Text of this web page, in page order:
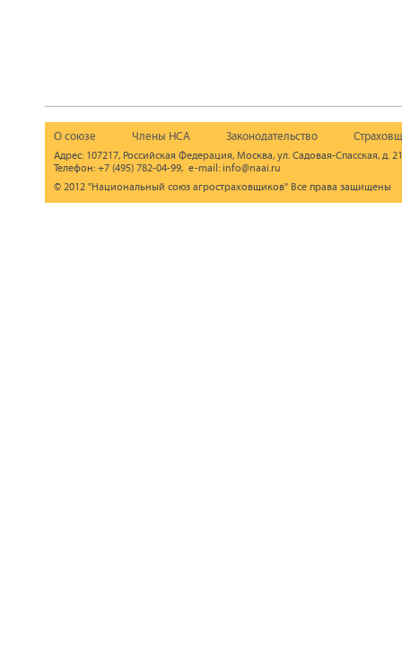
О союзе Члены НСА Законодательство
Адрес: 107217, Российская Федерация, Москва, ул. Садовая-Спасская, д.
Телефон: +7 (495) 782-04-99, e-mail: info@naai.ru
© 2012 "Национальный союз агростраховщиков" Все права защищены